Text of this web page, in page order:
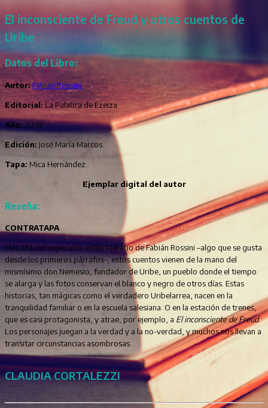
El inconsciente de Freud y otros cuentos de
Uribe
Datos del Libro:
Autor:Fabián Rossini.
Editorial:La Palabra de Ezeiza.
Año:2018.
Edición: José María Marcos.
Tapa: Mica Hernández.
Ejemplar digital del autor
Reseña:
CONTRATAPA
Más allá del impecable estilo literario de Fabián Rossini –algo que se gusta
desde los primeros párrafos-, estos cuentos vienen de la mano del
mismísimo don Nemesio, fundador de Uribe, un pueblo donde el tiempo
se alarga y las fotos conservan el blanco y negro de otros días. Estas
historias, tan mágicas como el verdadero Uribelarrea, nacen en la
tranquilidad familiar o en la escuela salesiana. O en la estación de trenes,
que es casi protagonista, y atrae, por ejemplo, a El inconsciente de Freud.
Los personajes juegan a la verdad y a la no-verdad, y muchos nos llevan a
transitar circunstancias asombrosas.
CLAUDIA CORTALEZZI